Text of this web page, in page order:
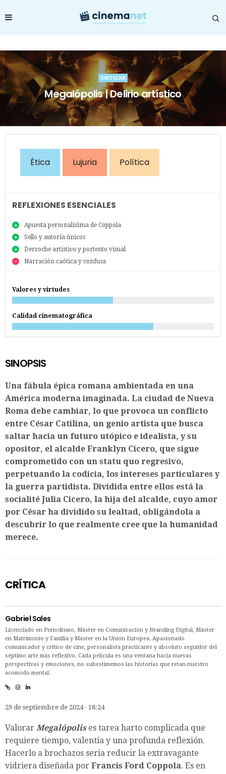
CRÍTICAS
Megalópolis | Delirio artístico
Ética Lujuria Política
REFLEXIONES ESENCIALES
Apuesta personalísima de Coppola
Sello y autoría únicos
Derroche artístico y portento visual
Narración caótica y confusa
Valores y virtudes
Calidad cinematográfica
SINOPSIS
Una fábula épica romana ambientada en una
América moderna imaginada. La ciudad de Nueva
Roma debe cambiar, lo que provoca un conflicto
entre César Catilina, un genio artista que busca
saltar hacia un futuro utópico e idealista, y su
opositor, el alcalde Franklyn Cicero, que sigue
comprometido con un statu quo regresivo,
perpetuando la codicia, los intereses particulares y
la guerra partidista. Dividida entre ellos está la
socialité Julia Cicero, la hija del alcalde, cuyo amor
por César ha dividido su lealtad, obligándola a
descubrir lo que realmente cree que la humanidad
merece.
CRÍTICA
Gabriel Sales
Licenciado en Periodismo, Máster en Comunicación y Branding Digital, Máster
en Matrimonio y Familia y Máster en la Unión Europea. Apasionado
comunicador y crítico de cine, personalista practicante y absoluto seguidor del
séptimo arte más reflexivo. Cada película es una ventana hacia nuevas
perspectivas y emociones, no subestimemos las historias que retan nuestro
acomodo mental.
29 de septiembre de 2024 - 18:24
Valorar Megalópolises tarea harto complicada que
requiere tiempo, valentía y una profunda reflexión.
Hacerlo a brochazos sería reducir la extravagante
vidriera diseñada por Francis Ford Coppola. Es en